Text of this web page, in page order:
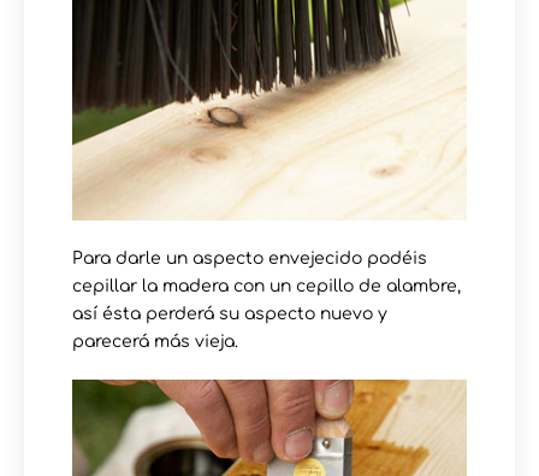
Para darle un aspecto envejecido podéis
cepillar la madera con un cepillo de alambre,
así ésta perderá su aspecto nuevo y
parecerá más vieja.